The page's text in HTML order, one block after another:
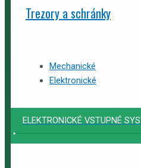
Trezory a schránky
Mechanické
Elektronické
ELEKTRONICKÉ VSTUPNÉ